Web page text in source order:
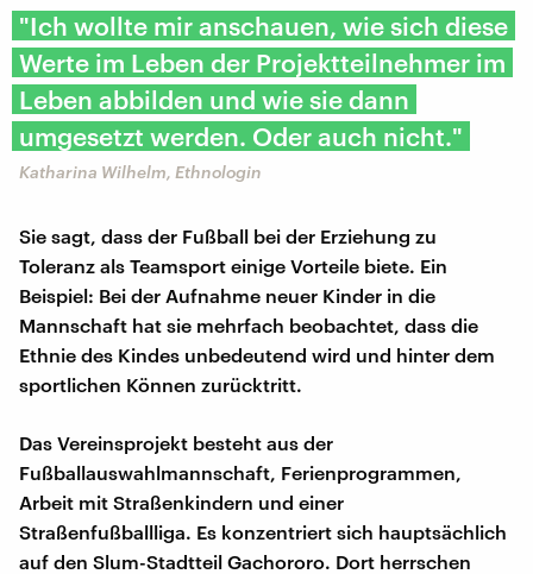
"Ich wollte mir anschauen, wie sich diese
Werte im Leben der Projektteilnehmer im
Leben abbilden und wie sie dann
umgesetzt werden. Oder auch nicht."
Katharina Wilhelm, Ethnologin
Sie sagt, dass der Fußball bei der Erziehung zu
Toleranz als Teamsport einige Vorteile biete. Ein
Beispiel: Bei der Aufnahme neuer Kinder in die
Mannschaft hat sie mehrfach beobachtet, dass die
Ethnie des Kindes unbedeutend wird und hinter dem
sportlichen Können zurücktritt.
Das Vereinsprojekt besteht aus der
Fußballauswahlmannschaft, Ferienprogrammen,
Arbeit mit Straßenkindern und einer
Straßenfußballliga. Es konzentriert sich hauptsächlich
auf den Slum-Stadtteil Gachororo. Dort herrschen